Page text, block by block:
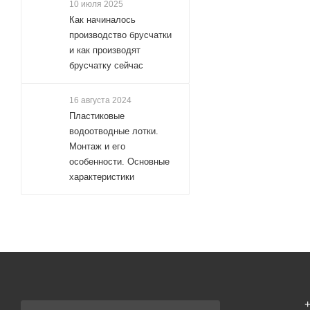
10 июля 2025
Как начиналось
производство брусчатки
и как производят
брусчатку сейчас
16 августа 2024
Пластиковые
водоотводные лотки.
Монтаж и его
особенности. Основные
характеристики